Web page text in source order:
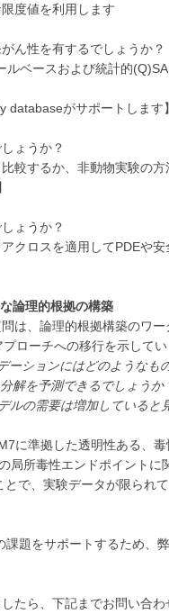
度値を利用します
ん性を有するでしょうか？
ベースおよび統計的
databaseがサポートしま
ょうか？
するか、非動物実験の方
ょうか？
ロスを適用してPDEや安
論理的根拠の構築
は、論理的根拠構築のワ
ローチへの移行を示して
ーションにはどのようなも
解を予測できるでしょうか
ルの需要は増加していると
に準拠した透明性ある、
局所毒性エンドポイント
で、実験データが限られ
題をサポートするため、
たら、下記までお問い合わ